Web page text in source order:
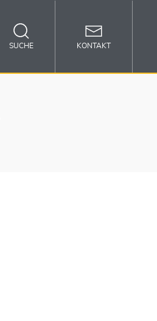
SUCHE KONTAKT